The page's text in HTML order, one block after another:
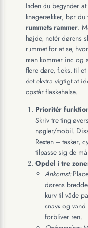
Inden du begynder
knagerækker, bør du
rummets rammer.
højde, notér dørens
rummet for at se,
man kommer ind og
flere døre, f.eks. til
det ekstra vigtigt at
opstår flaskehalse.
Prioritér
Skriv tre ting
nøgler/mobil.
Resten – tasker,
tilpasse sig de
Opdel i tre
Ankomst:
dørens
kurv til våde
snavs og vand
forbliver ren.